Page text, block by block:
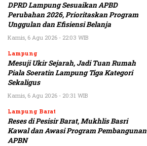
DPRD Lampung Sesuaikan APBD
Perubahan 2026, Prioritaskan Program
Unggulan dan Efisiensi Belanja
Kamis, 6 Agu 2026 - 22:03 WIB
Lampung
Mesuji Ukir Sejarah, Jadi Tuan Rumah
Piala Soeratin Lampung Tiga Kategori
Sekaligus
Kamis, 6 Agu 2026 - 20:31 WIB
Lampung Barat
Reses di Pesisir Barat, Mukhlis Basri
Kawal dan Awasi Program Pembangunan
APBN